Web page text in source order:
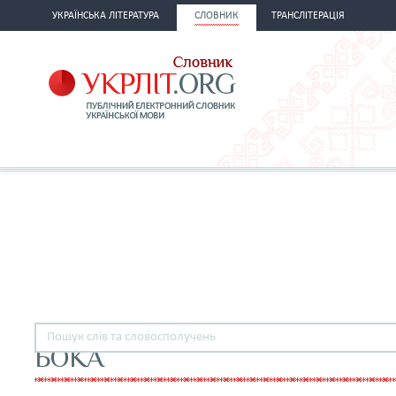
УКРАЇНСЬКА ЛІТЕРАТУРА СЛОВНИК ТРАНСЛІТЕРАЦІЯ
БОКА